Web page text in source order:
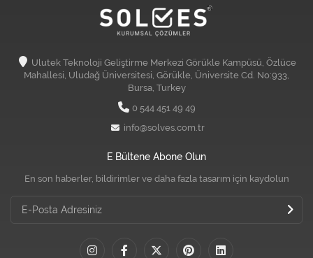
Ulutek Teknoloji Geliştirme Merkezi Görükle Kampüsü, Özlüce
Mahallesi, Uludağ Üniversitesi, Görükle, Üniversite Cd. No:933,
Bursa, Turkey
0 544 451 49 49
info@solves.com.tr
E Bültene Abone Olun
En son haberler, bildirimler ve daha fazla tasarım için kaydolun